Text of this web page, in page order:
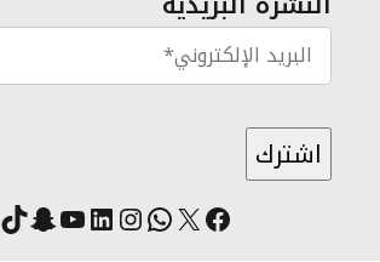
فيسبوك
X واتساب
انستقرام
لينكد إنيوتيوب
سناب شات
تيك توك